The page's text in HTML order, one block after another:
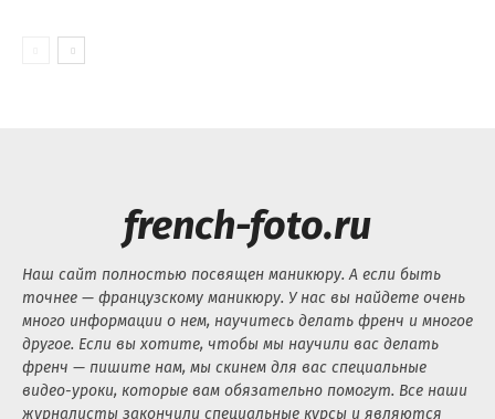
french-foto.ru
Наш сайт полностью посвящен маникюру. А если быть
точнее — французскому маникюру. У нас вы найдете очень
много информации о нем, научитесь делать френч и многое
другое. Если вы хотите, чтобы мы научили вас делать
френч — пишите нам, мы скинем для вас специальные
видео-уроки, которые вам обязательно помогут. Все наши
журналисты закончили специальные курсы и являются